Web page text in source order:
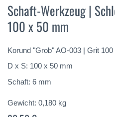
der
Bildergalerie
springen
Schaft-Werkzeug |
100 x 50 mm
Korund "Grob" AO-003 | Grit 100
D x S: 100 x 50 mm
Schaft: 6 mm
Gewicht: 0,180 kg